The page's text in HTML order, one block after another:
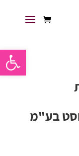
פתח
בע"מ